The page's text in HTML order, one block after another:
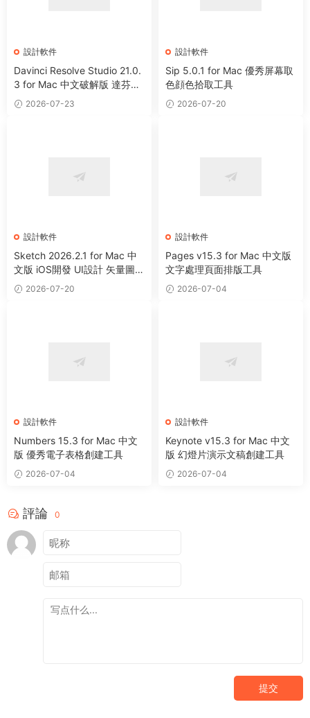
設計軟件
Davinci Resolve Studio 21.0.
3 for Mac 中文破解版 達芬奇
電影編輯調色軟件
2026-07-23
設計軟件
Sip 5.0.1 for Mac 優秀屏幕取
色顔色拾取工具
2026-07-20
設計軟件
Sketch 2026.2.1 for Mac 中
文版 iOS開發 UI設計 矢量圖形
繪制軟件
2026-07-20
設計軟件
Pages v15.3 for Mac 中文版
文字處理頁面排版工具
2026-07-04
設計軟件
Numbers 15.3 for Mac 中文
版 優秀電子表格創建工具
2026-07-04
設計軟件
Keynote v15.3 for Mac 中文
版 幻燈片演示文稿創建工具
2026-07-04
評論 0
提交